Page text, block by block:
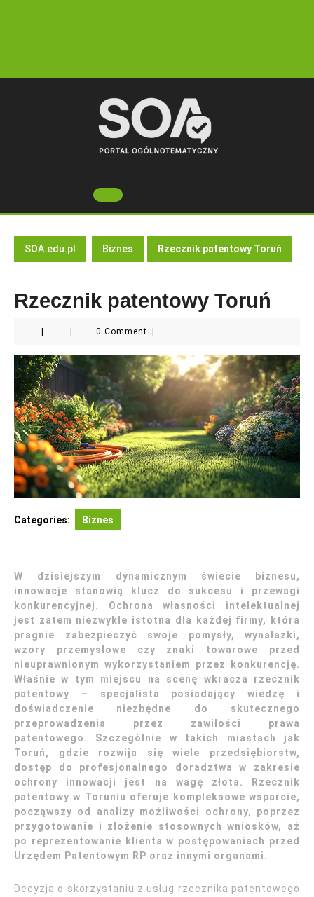
Open
Button
SOA.edu.pl Biznes Rzecznik patentowy Toruń
Rzecznik patentowy Toruń
0 Comment
Categories: Biznes
W dzisiejszym dynamicznym świecie biznesu,
innowacje stanowią klucz do sukcesu i przewagi
konkurencyjnej. Ochrona własności intelektualnej
jest zatem niezwykle istotna dla każdej firmy, która
pragnie zabezpieczyć swoje pomysły, wynalazki,
wzory przemysłowe czy znaki towarowe przed
nieuprawnionym wykorzystaniem przez konkurencję.
Właśnie w tym miejscu na scenę wkracza rzecznik
patentowy – specjalista posiadający wiedzę i
doświadczenie niezbędne do skutecznego
przeprowadzenia przez zawiłości prawa
patentowego. Szczególnie w takich miastach jak
Toruń, gdzie rozwija się wiele przedsiębiorstw,
dostęp do profesjonalnego doradztwa w zakresie
ochrony innowacji jest na wagę złota. Rzecznik
patentowy w Toruniu oferuje kompleksowe wsparcie,
począwszy od analizy możliwości ochrony, poprzez
przygotowanie i złożenie stosownych wniosków, aż
po reprezentowanie klienta w postępowaniach przed
Urzędem Patentowym RP oraz innymi organami.
Decyzja o skorzystaniu z usług rzecznika patentowego